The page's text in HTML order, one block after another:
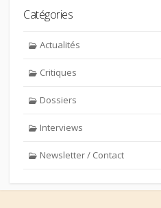
Catégories
Actualités
Critiques
Dossiers
Interviews
Newsletter / Contact